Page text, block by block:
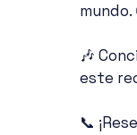
🎶
este
📞